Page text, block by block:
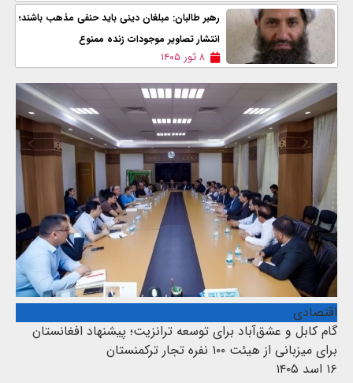
رهبر طالبان: مبلغان دینی باید حنفی مذهب باشند؛
انتشار تصاویر موجودات زنده ممنوع
۸ ثور ۱۴۰۵
اقتصادی
گام کابل و عشق‌آباد برای توسعه ترانزیت؛ پیشنهاد افغانستان
برای میزبانی از هیئت ۱۰۰ نفره تجار ترکمنستان
۱۶ اسد ۱۴۰۵